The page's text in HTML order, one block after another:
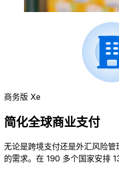
商务版 Xe
简化全球商业支付
无论是跨境支付还是外汇风险
的需求。在 190 多个国家安排